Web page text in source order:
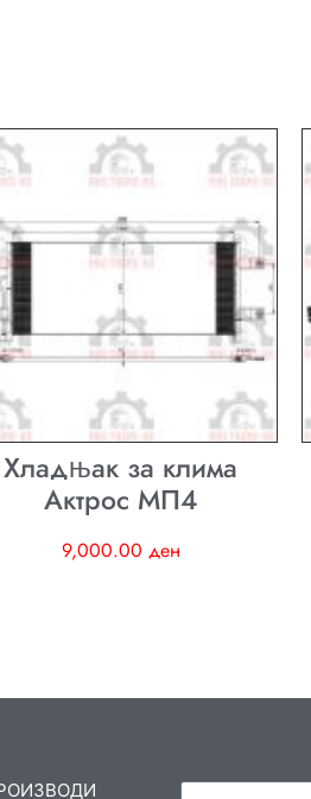
Хладњак за клима
Актрос МП4
9,000.00 ден